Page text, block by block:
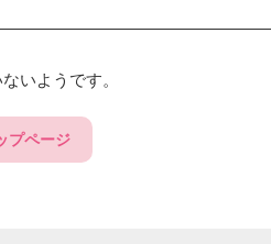
いようです。
プページ